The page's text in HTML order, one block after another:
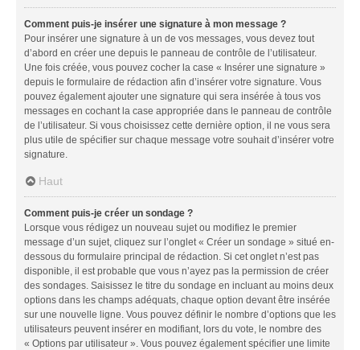
Comment puis-je insérer une signature à mon message ?
Pour insérer une signature à un de vos messages, vous devez tout
d’abord en créer une depuis le panneau de contrôle de l’utilisateur.
Une fois créée, vous pouvez cocher la case « Insérer une signature »
depuis le formulaire de rédaction afin d’insérer votre signature. Vous
pouvez également ajouter une signature qui sera insérée à tous vos
messages en cochant la case appropriée dans le panneau de contrôle
de l’utilisateur. Si vous choisissez cette dernière option, il ne vous sera
plus utile de spécifier sur chaque message votre souhait d’insérer votre
signature.
Haut
Comment puis-je créer un sondage ?
Lorsque vous rédigez un nouveau sujet ou modifiez le premier
message d’un sujet, cliquez sur l’onglet « Créer un sondage » situé en-
dessous du formulaire principal de rédaction. Si cet onglet n’est pas
disponible, il est probable que vous n’ayez pas la permission de créer
des sondages. Saisissez le titre du sondage en incluant au moins deux
options dans les champs adéquats, chaque option devant être insérée
sur une nouvelle ligne. Vous pouvez définir le nombre d’options que les
utilisateurs peuvent insérer en modifiant, lors du vote, le nombre des
« Options par utilisateur ». Vous pouvez également spécifier une limite